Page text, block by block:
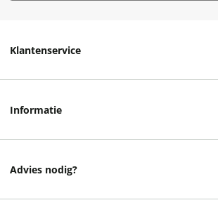
Klantenservice
Informatie
Advies nodig?